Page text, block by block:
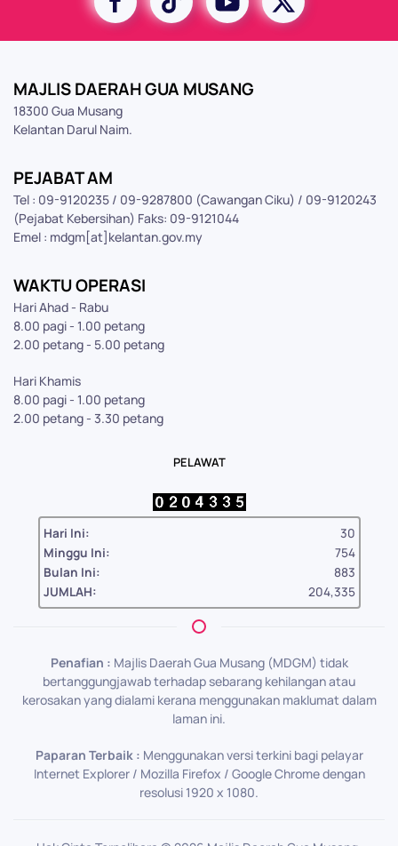
MAJLIS DAERAH GUA MUSANG
18300 Gua Musang
Kelantan Darul Naim.
PEJABAT AM
Tel : 09-9120235 / 09-9287800 (Cawangan Ciku) / 09-9120243
(Pejabat Kebersihan) Faks: 09-9121044
Emel : mdgm[at]kelantan.gov.my
WAKTU OPERASI
Hari Ahad - Rabu
8.00 pagi - 1.00 petang
2.00 petang - 5.00 petang
Hari Khamis
8.00 pagi - 1.00 petang
2.00 petang - 3.30 petang
PELAWAT
Hari Ini:
30
Minggu Ini:
754
Bulan Ini:
883
JUMLAH:
204,335
Penafian : Majlis Daerah Gua Musang (MDGM) tidak
bertanggungjawab terhadap sebarang kehilangan atau
kerosakan yang dialami kerana menggunakan maklumat dalam
laman ini.
Paparan Terbaik : Menggunakan versi terkini bagi pelayar
Internet Explorer / Mozilla Firefox / Google Chrome dengan
resolusi 1920 x 1080.